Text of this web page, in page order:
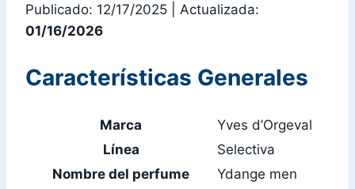
Publicado: 12/17/2025
Actualizada:
01/16/2026
Características Generales
Marca
Yves d’Orgeval
Línea
Selectiva
Nombre del perfume
Ydange men